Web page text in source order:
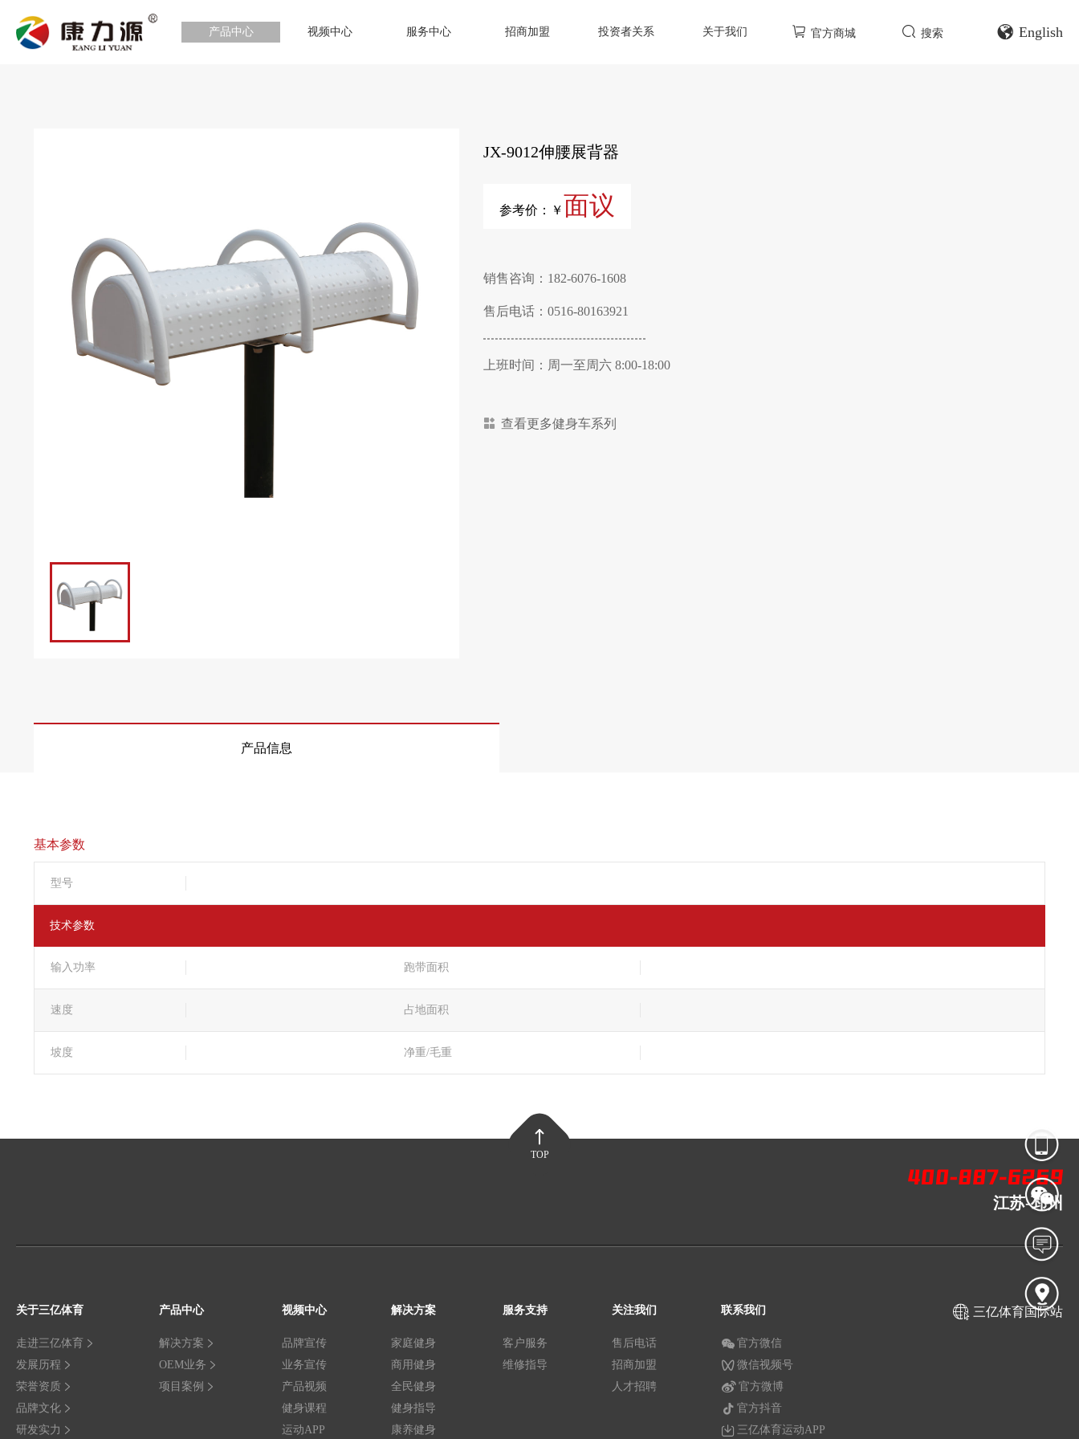
产品中心 视频中心 服务中心 招商加盟 投资者关系 关于我们 官方商城 搜索 English
JX-9012伸腰展背器
参考价：￥面议
销售咨询：182-6076-1608
售后电话：0516-80163921
上班时间：周一至周六 8:00-18:00
查看更多健身车系列
产品信息
基本参数
型号
技术参数
输入功率 跑带面积
速度 占地面积
坡度 净重/毛重
TOP
江苏-邳州
关于三亿体育
走进三亿体育
发展历程
荣誉资质
品牌文化
研发实力
产品中心
解决方案
OEM业务
项目案例
视频中心
品牌宣传
业务宣传
产品视频
健身课程
运动APP
解决方案
家庭健身
商用健身
全民健身
健身指导
康养健身
服务支持
客户服务
维修指导
关注我们
售后电话
招商加盟
人才招聘
联系我们
官方微信
微信视频号
官方微博
官方抖音
三亿体育运动APP
三亿体育国际站